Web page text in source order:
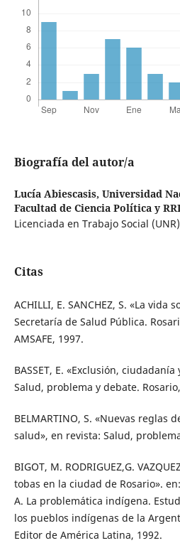
Biografía del autor/a
Lucía Abiescasis, Universidad
Facultad de Ciencia Política y
Licenciada en Trabajo Social (UNR)
Citas
ACHILLI, E. SANCHEZ, S. «La vida
Secretaría de Salud Pública.
AMSAFE, 1997.
BASSET, E. «Exclusión,
Salud, problema y debate.
BELMARTINO, S. «Nuevas reglas
salud», en revista: Salud,
BIGOT, M. RODRIGUEZ,G.
tobas en la ciudad de Rosario». en:
A. La problemática indígena.
los pueblos indígenas de la
Editor de América Latina, 1992.